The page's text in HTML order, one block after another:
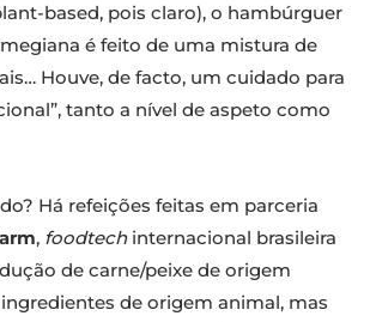
based, pois claro), o hambúrguer
é feito de uma mistura de
Houve, de facto, um cuidado para
tanto a nível de aspeto como
Há refeições feitas em parceria
, foodtechinternacional brasileira
de carne/peixe de origem
de origem animal, mas